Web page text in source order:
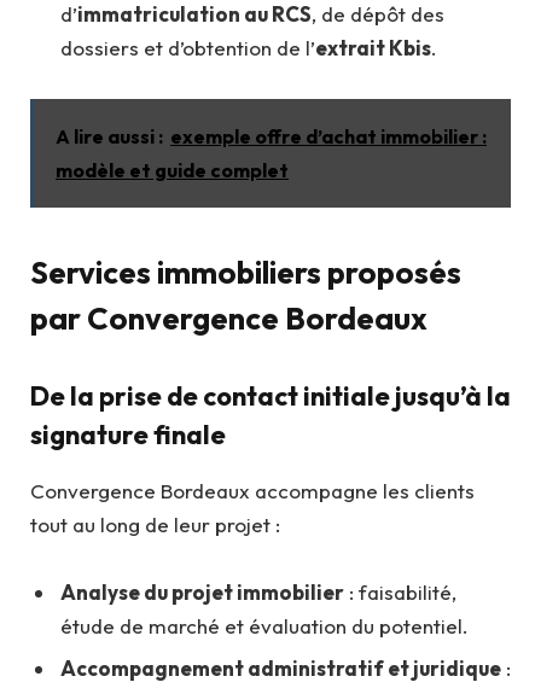
d’immatriculation au RCS, de dépôt des
dossiers et d’obtention de l’extrait Kbis.
A lire aussi : exemple offre d’achat immobilier :
modèle et guide complet
Services immobiliers proposés
par Convergence Bordeaux
De la prise de contact initiale jusqu’à la
signature finale
Convergence Bordeaux accompagne les clients
tout au long de leur projet :
Analyse du projet immobilier : faisabilité,
étude de marché et évaluation du potentiel.
Accompagnement administratif et juridique :